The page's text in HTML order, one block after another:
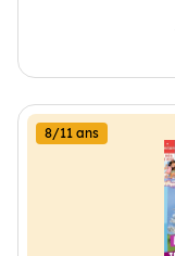
8/11 ans